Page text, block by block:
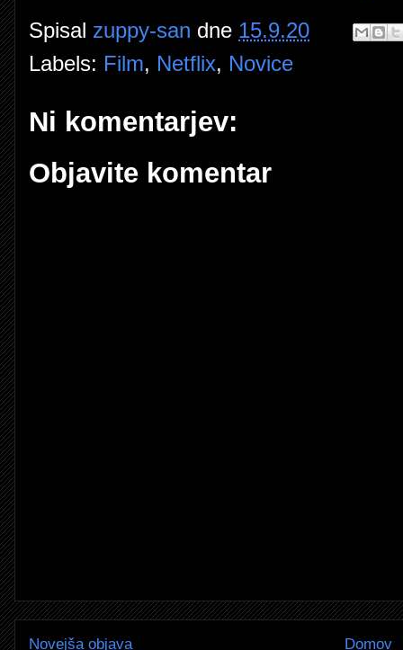
Spisal zuppy-san dne 15.9.20
Labels: Film, Netflix, Novice
Ni komentarjev:
Objavite komentar
Novejša objava Domov